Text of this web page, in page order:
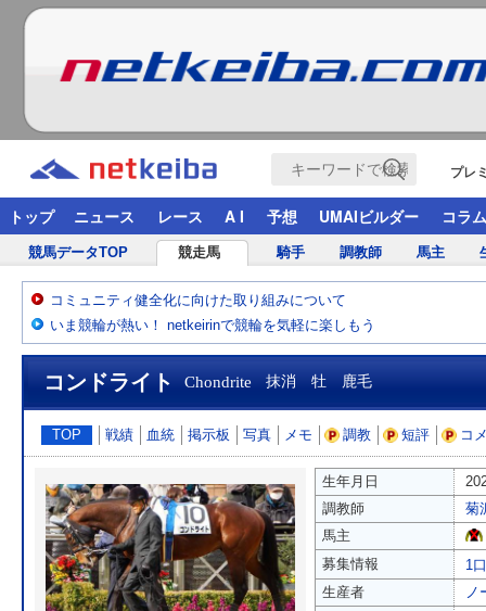
プレ
トップ ニュース レース A I 予想 UMAIビルダー コラム
競馬データTOP 競走馬 騎手 調教師 馬主
コミュニティ健全化に向けた取り組みについて
いま競輪が熱い！ netkeirinで競輪を気軽に楽しもう
コンドライト Chondrite 抹消 牡 鹿毛
TOP 戦績 血統 掲示板 写真 メモ 調教 短評 コ
生年月日
調教師
菊
馬主
募集情報
1
生産者
ノ